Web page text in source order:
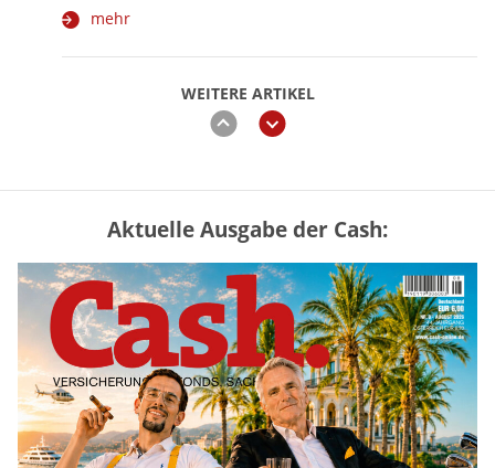
WEITERE ARTIKEL
zurückweiter
mehr
Vermieter-Zutritt: Wann Mieter
die Wohnung öffnen müssen
mehr
Goldpreis erreicht Sieben-Wochen-
Hoch nach schwachen US-Jobdaten
mehr
Aktuelle Ausgabe der Cash: